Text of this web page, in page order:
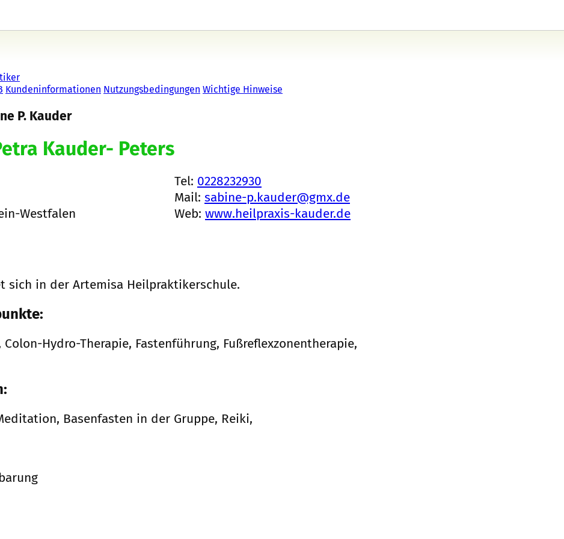
Kundeninformationen Nutzungsbedingungen Wichtige Hinweise
P. Kauder
Kauder- Peters
Westfalen
Tel: 0228232930
Mail: sabine-p.kauder@gmx.de
Web: www.heilpraxis-kauder.de
sich in der Artemisa Heilpraktikerschule.
Hydro-Therapie, Fastenführung, Fußreflexzonentherapie,
Basenfasten in der Gruppe, Reiki,